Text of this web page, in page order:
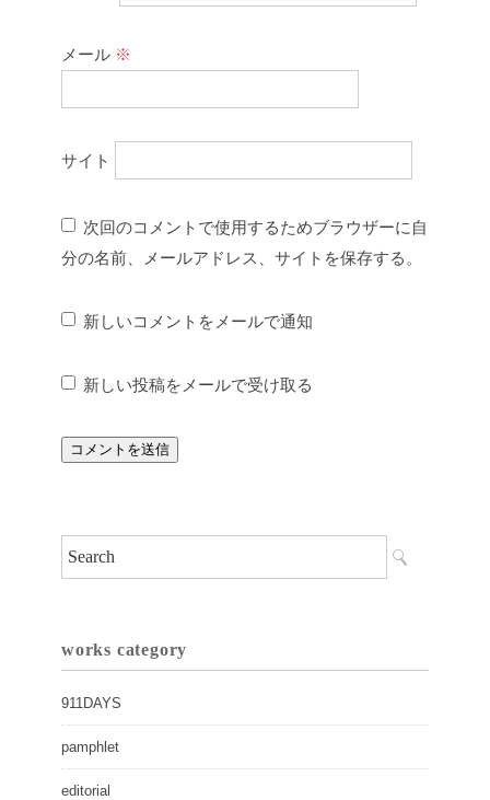
メール ※
サイト
次回のコメントで使用するためブラウザーに自
分の名前、メールアドレス、サイトを保存する。
新しいコメントをメールで通知
新しい投稿をメールで受け取る
works category
911DAYS
pamphlet
editorial